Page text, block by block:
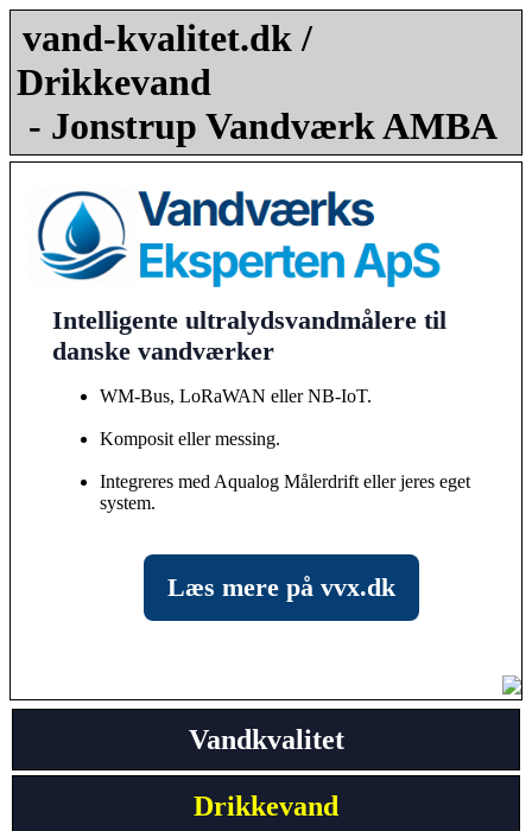
vand-kvalitet.dk /
Drikkevand
- Jonstrup Vandværk AMBA
Intelligente ultralydsvandmålere til
danske vandværker
WM-Bus, LoRaWAN eller NB-IoT.
Komposit eller messing.
Integreres med Aqualog Målerdrift eller jeres eget
system.
Læs mere på vvx.dk
Vandkvalitet
Drikkevand